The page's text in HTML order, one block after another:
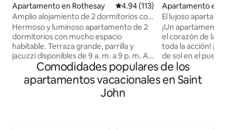
Apartamento en Rothesay Calificación promedio: 4.94 de
4.94 (113)
Amplio alojamiento de 2 dormitorios con
jacuzzi, terraza y barbacoa
Hermoso y luminoso apartamento de 2
dormitorios con mucho espacio
habitable. Terraza grande, parrilla y
jacuzzi disponibles de 9 a. m. a 9 p. m. A
poca distancia a pie de Tim Hortons,
Starbucks y muchos restaurantes
excelentes. También es ideal para
familias, con un área de juegos para
Apartamento en
El lujoso
¡Un apartamento
el corazón de la
toda la acción!
de sol en el
pocos pasos del
Juan,
oficinas,
Comodidades populares de los
apartamentos vacacionales en Saint
John